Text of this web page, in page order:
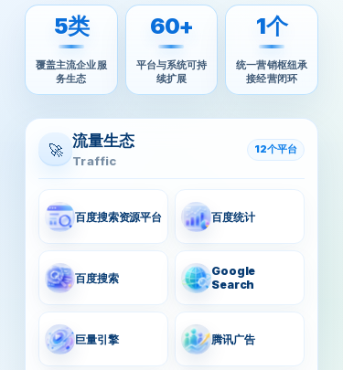
5类
覆盖主流企业服
务生态
60+
平台与系统可持
续扩展
1个
统一营销枢纽承
接经营闭环
🚀
流量生态
Traffic
12个平台
百度搜索资源平台 百度统计
百度搜索
Google
Search
巨量引擎 腾讯广告